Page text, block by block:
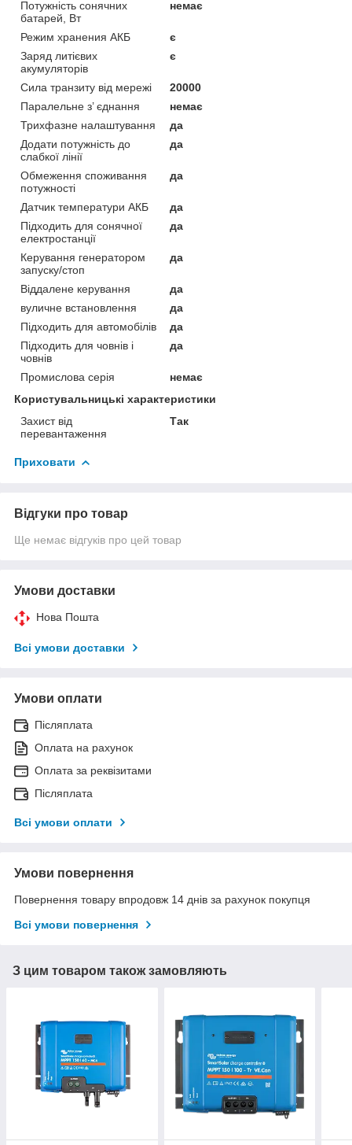
Потужність сонячних
батарей, Вт
немає
Режим хранения АКБ
є
Заряд литієвих
акумуляторів
є
Сила транзиту від мережі
20000
Паралельне з’ єднання
немає
Трихфазне налаштування
да
Додати потужність до
слабкої лінії
да
Обмеження споживання
потужності
да
Датчик температури АКБ
да
Підходить для сонячної
електростанції
да
Керування генератором
запуску/стоп
да
Віддалене керування
да
вуличне встановлення
да
Підходить для автомобілів
да
Підходить для човнів і
човнів
да
Промислова серія
немає
Користувальницькі характеристики
Захист від
перевантаження
Так
Приховати
Відгуки про товар
Ще немає відгуків про цей товар
Умови доставки
Нова Пошта
Всі умови доставки
Умови оплати
Післяплата
Оплата на рахунок
Оплата за реквізитами
Післяплата
Всі умови оплати
Умови повернення
Повернення товару впродовж 14 днів за рахунок покупця
Всі умови повернення
З цим товаром також замовляють